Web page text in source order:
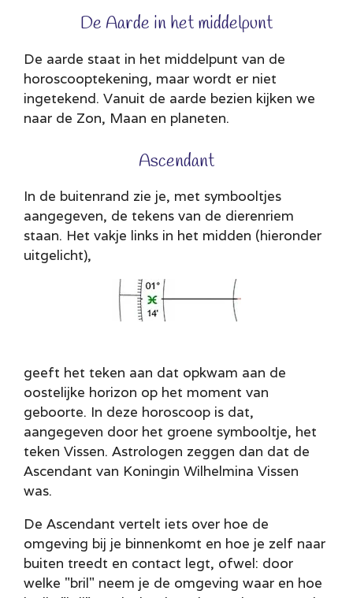
De Aarde in het middelpunt
De aarde staat in het middelpunt van de
horoscooptekening, maar wordt er niet
ingetekend. Vanuit de aarde bezien kijken we
naar de Zon, Maan en planeten.
Ascendant
In de buitenrand zie je, met symbooltjes
aangegeven, de tekens van de dierenriem
staan. Het vakje links in het midden (hieronder
uitgelicht),
geeft het teken aan dat opkwam aan de
oostelijke horizon op het moment van
geboorte. In deze horoscoop is dat,
aangegeven door het groene symbooltje, het
teken Vissen. Astrologen zeggen dan dat de
Ascendant van Koningin Wilhelmina Vissen
was.
De Ascendant vertelt iets over hoe de
omgeving bij je binnenkomt en hoe je zelf naar
buiten treedt en contact legt, ofwel: door
welke "bril" neem je de omgeving waar en hoe